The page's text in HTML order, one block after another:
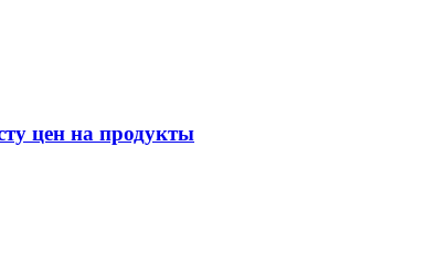
цен на продукты